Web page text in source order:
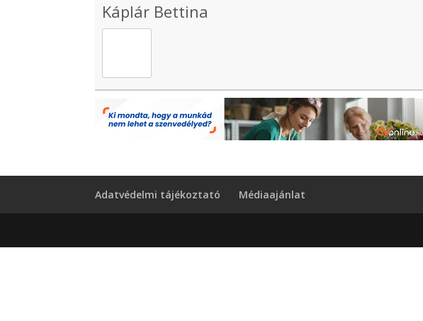
Káplár Bettina
Adatvédelmi tájékoztató Médiaajánlat